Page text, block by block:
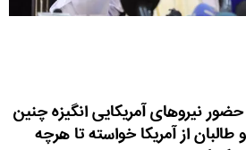
نیروهای آمریکایی انگیزه چنین
طالبان از آمریکا خواسته تا هرچه